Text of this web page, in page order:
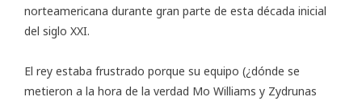
norteamericana durante gran parte de esta década inicial
del siglo XXI.
El rey estaba frustrado porque su equipo (¿dónde se
metieron a la hora de la verdad Mo Williams y Zydrunas